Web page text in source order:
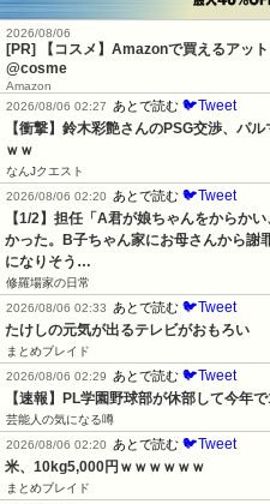
2026/08/06
[PR] 【コスメ】Amazonで買えるアッ
@cosme
Amazon
2026/08/06 02:27
あとで読む 🐦Tweet
【衝撃】鈴木彩艶さんのPSG交渉、パ
ｗｗ
なんJクエスト
2026/08/06 02:20
あとで読む 🐦Tweet
【1/2】担任「A君が娘ちゃんをからか
かった。B子ちゃん家にお母さんから
になりそう…
修羅場家の日常
2026/08/06 02:33
あとで読む 🐦Tweet
たけしの元気が出るテレビがおもろい
まとめブレイド
2026/08/06 02:29
あとで読む 🐦Tweet
【速報】PL学園野球部が休部して今年
芸能人の気になる噂
2026/08/06 02:20
あとで読む 🐦Tweet
米、10kg5,000円ｗｗｗｗｗｗ
まとめブレイド